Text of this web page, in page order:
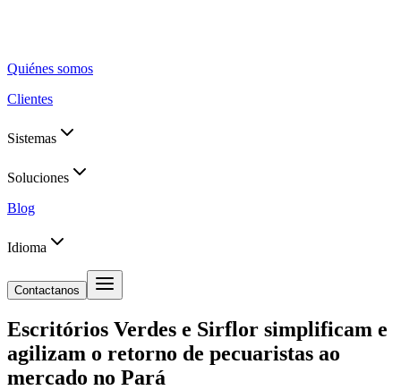
Quiénes somos
Clientes
Sistemas
Soluciones
Blog
Idioma
Contactanos
Escritórios Verdes e Sirflor simplificam e
agilizam o retorno de pecuaristas ao
mercado no Pará